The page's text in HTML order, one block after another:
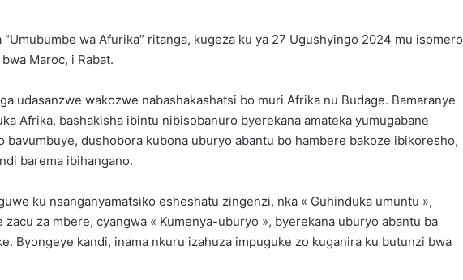
wa Afurika” ritanga, kugeza ku ya 27 Ugushyingo 2024 mu isomero
Maroc, i Rabat.
udasanzwe wakozwe nabashakashatsi bo muri Afrika nu Budage. Bamaranye
Afrika, bashakisha ibintu nibisobanuro byerekana amateka yumugabane
bavumbuye, dushobora kubona uburyo abantu bo hambere bakoze ibikoresho,
barema ibihangano.
ku nsanganyamatsiko esheshatu zingenzi, nka « Guhinduka umuntu »,
zacu za mbere, cyangwa « Kumenya-uburyo », byerekana uburyo abantu ba
Byongeye kandi, inama nkuru izahuza impuguke zo kuganira ku butunzi bwa